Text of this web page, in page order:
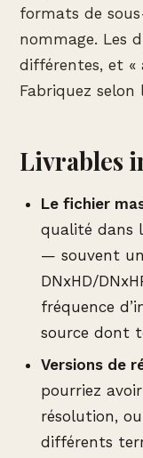
formats de
nommage. Les
différentes, et «
Fabriquez selon
Livrables
Le fichier
qualité dans
— souvent
DNxHD/
fréquence
source dont
Versions de
pourriez
résolution,
différents